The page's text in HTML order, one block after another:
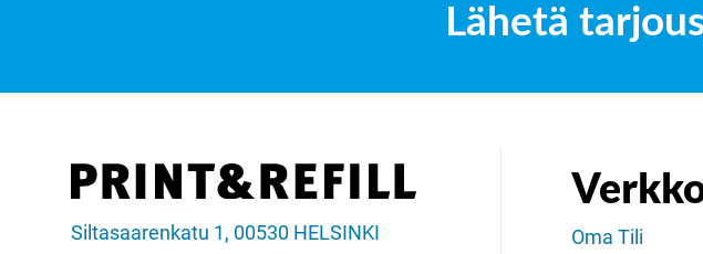
Lähetä
Siltasaarenkatu 1, 00530 HELSINKI
Oma Tili